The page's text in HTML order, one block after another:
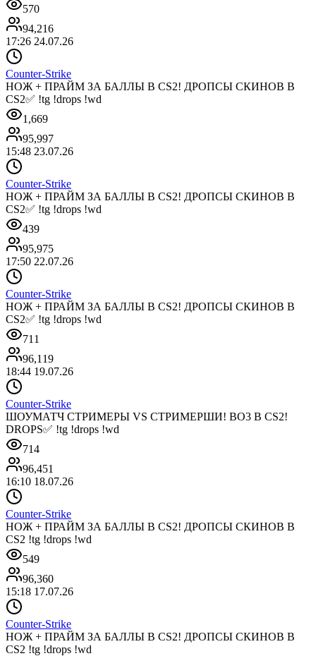
570
94,216
17:26 24.07.26
Counter-Strike
НОЖ + ПРАЙМ ЗА БАЛЛЫ В CS2! ДРОПСЫ СКИНОВ В
CS2✅ !tg !drops !wd
1,669
95,997
15:48 23.07.26
Counter-Strike
НОЖ + ПРАЙМ ЗА БАЛЛЫ В CS2! ДРОПСЫ СКИНОВ В
CS2✅ !tg !drops !wd
439
95,975
17:50 22.07.26
Counter-Strike
НОЖ + ПРАЙМ ЗА БАЛЛЫ В CS2! ДРОПСЫ СКИНОВ В
CS2✅ !tg !drops !wd
711
96,119
18:44 19.07.26
Counter-Strike
ШОУМАТЧ СТРИМЕРЫ VS СТРИМЕРШИ! BO3 В CS2!
DROPS✅ !tg !drops !wd
714
96,451
16:10 18.07.26
Counter-Strike
НОЖ + ПРАЙМ ЗА БАЛЛЫ В CS2! ДРОПСЫ СКИНОВ В
CS2 !tg !drops !wd
549
96,360
15:18 17.07.26
Counter-Strike
НОЖ + ПРАЙМ ЗА БАЛЛЫ В CS2! ДРОПСЫ СКИНОВ В
CS2 !tg !drops !wd